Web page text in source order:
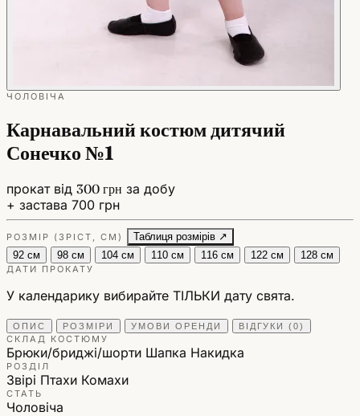
ЧОЛОВІЧА
Карнавальний костюм дитячий
Сонечко №1
прокат від 300 грн за добу
+ застава 700 грн
РОЗМІР (ЗРІСТ, СМ)
Таблиця розмірів ↗
92 см
98 см 104 см 110 см 116 см 122 см 128 см
ДАТИ ПРОКАТУ
У календарику вибирайте ТІЛЬКИ дату свята.
ОПИС РОЗМІРИ УМОВИ ОРЕНДИ ВІДГУКИ (0)
СКЛАД КОСТЮМУ
Брюки/бриджі/шорти Шапка Накидка
РОЗДІЛ
Звірі Птахи Комахи
СТАТЬ
Чоловіча